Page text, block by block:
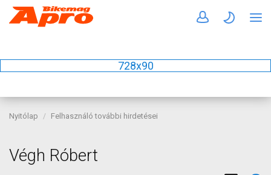
728x90
Nyitólap Felhasználó további hirdetései
Végh Róbert